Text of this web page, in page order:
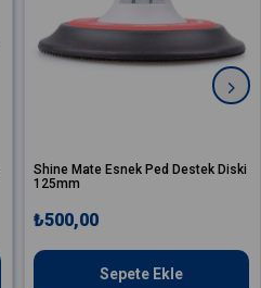
Shine Mate Esnek Ped Destek Diski
125mm
₺500,00
Sepete Ekle